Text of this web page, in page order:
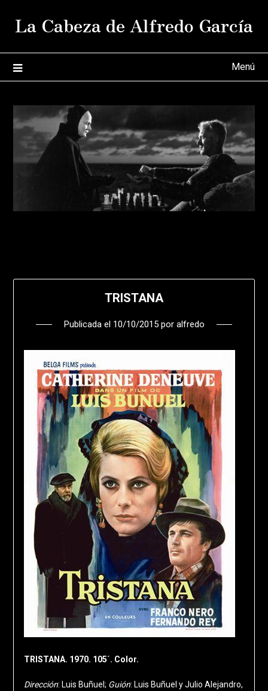
La Cabeza de Alfredo García
Menú
TRISTANA
Publicada el 10/10/2015por alfredo
TRISTANA. 1970. 105´. Color.
Dirección: Luis Buñuel; Guión: Luis Buñuel y Julio Alejandro,